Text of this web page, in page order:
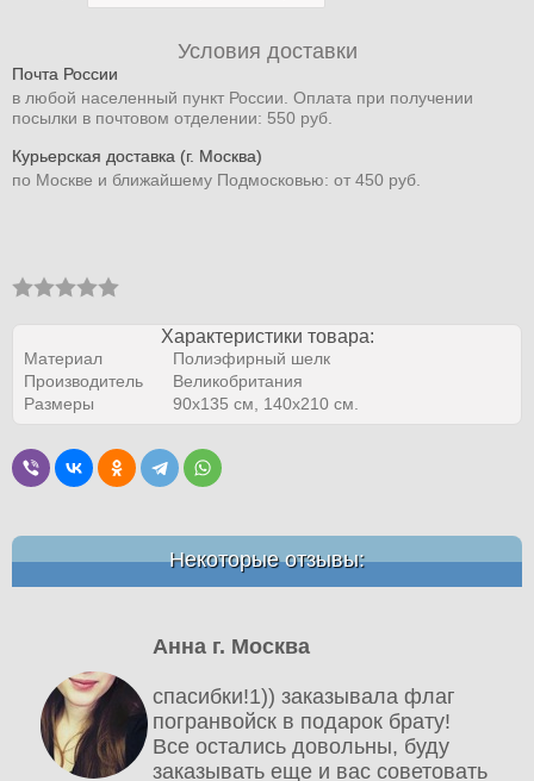
Условия доставки
Почта России
в любой населенный пункт России. Оплата при получении
посылки в почтовом отделении: 550 руб.
Курьерская доставка (г. Москва)
по Москве и ближайшему Подмосковью: от 450 руб.
Характеристики товара:
Материал
Полиэфирный шелк
Производитель
Великобритания
Размеры
90х135 см, 140х210 см.
Некоторые отзывы:
Анна г. Москва
спасибки!1)) заказывала флаг
погранвойск в подарок брату!
Все остались довольны, буду
заказывать еще и вас советовать